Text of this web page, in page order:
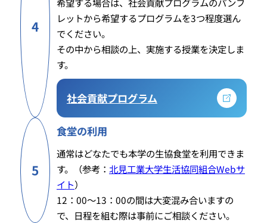
4
レットから希望するプログラムを3つ程度選ん
でください。
その中から相談の上、実施する授業を決定しま
す。
社会貢献プログラム
5
食堂の利用
通常はどなたでも本学の生協食堂を利用できま
す。（参考： 北見工業大学生活協同組合Webサ
イト）
12：00～13：00の間は大変混み合いますの
で、日程を組む際は事前にご相談ください。